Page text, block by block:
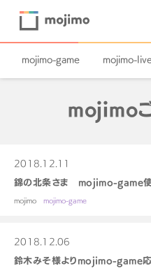
mojimo-game mojimo-
mojimo
2018.12.11
mojimo mojimo-game
錦の北条さま mojimo-game
2018.12.06
鈴木みそ様よりmojimo-game応